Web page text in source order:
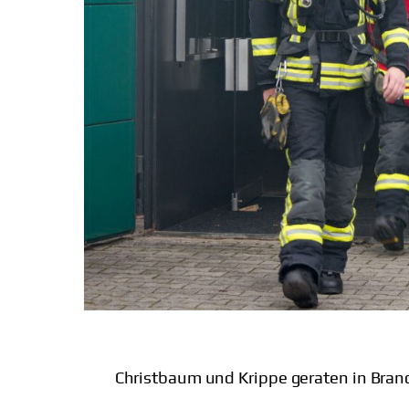
Christbaum und Krippe geraten in